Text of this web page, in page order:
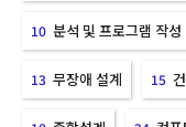
10 분석 및 프로그램 작성
13 무장애 설계 15